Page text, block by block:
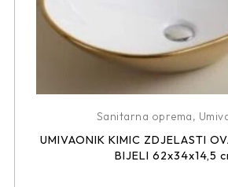
Sanitarna oprema,
UMIVAONIK KIMIC ZDJELASTI
BIJELI 62x34x14,5